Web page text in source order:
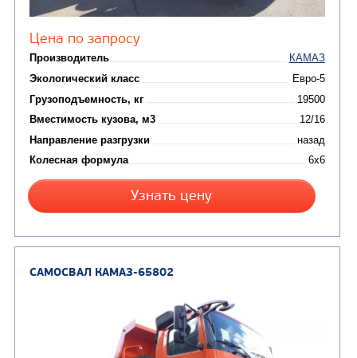
Производитель
Экологический класс
Грузоподъемность, кг
Вместимость кузова, м3
Направление разгрузки
Колесная формула
Кредит/Лизинг
САМОСВАЛ КАМАЗ-65222